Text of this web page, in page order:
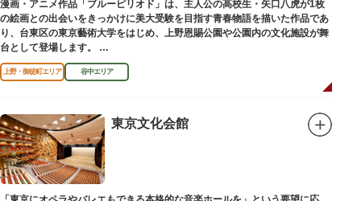
漫画・アニメ作品「ブルーピリオド」は、主人公の高校生・矢口八虎が1枚
の絵画との出会いをきっかけに美大受験を目指す青春物語を描いた作品であ
り、台東区の東京藝術大学をはじめ、上野恩賜公園や公園内の文化施設が舞
台として登場します。
区にゆかりのある本作品を通して、新たな観光スポット創出による誘客促進
と区内観光客の回遊性向上を図るため、こちらのマンホール蓋を設置しまし
設置年月日：令和4年3月1日
上野・御徒町エリア 谷中エリア
東京文化会館